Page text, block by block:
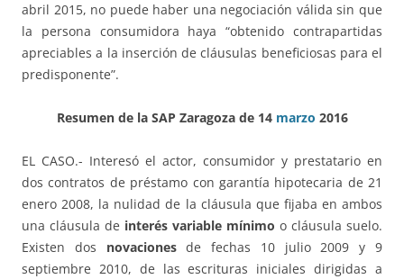
abril 2015, no puede haber una negociación válida sin que
la persona consumidora haya “obtenido contrapartidas
apreciables a la inserción de cláusulas beneficiosas para el
predisponente”.
Resumen de la SAP Zaragoza de 14 marzo 2016
EL CASO.- Interesó el actor, consumidor y prestatario en
dos contratos de préstamo con garantía hipotecaria de 21
enero 2008, la nulidad de la cláusula que fijaba en ambos
una cláusula de interés variable mínimo o cláusula suelo.
Existen dos novacionesde fechas 10 julio 2009 y 9
septiembre 2010, de las escrituras iniciales dirigidas a